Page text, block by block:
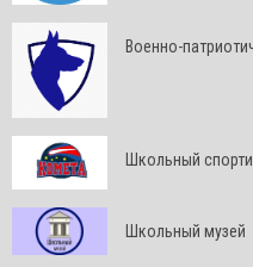
Военно-
Школьный
Школьный музей